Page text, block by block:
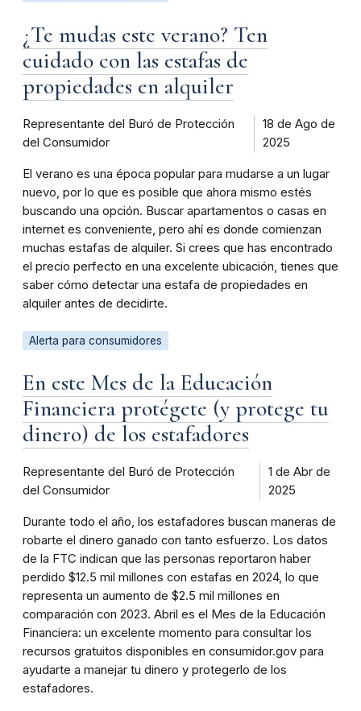
¿Te mudas este verano? Ten
cuidado con las estafas de
propiedades en alquiler
Representante del Buró de Protección
del Consumidor
18 de Ago de
2025
El verano es una época popular para mudarse a un lugar
nuevo, por lo que es posible que ahora mismo estés
buscando una opción. Buscar apartamentos o casas en
internet es conveniente, pero ahí es donde comienzan
muchas estafas de alquiler. Si crees que has encontrado
el precio perfecto en una excelente ubicación, tienes que
saber cómo detectar una estafa de propiedades en
alquiler antes de decidirte.
Alerta para consumidores
En este Mes de la Educación
Financiera protégete (y protege tu
dinero) de los estafadores
Representante del Buró de Protección
del Consumidor
1 de Abr de
2025
Durante todo el año, los estafadores buscan maneras de
robarte el dinero ganado con tanto esfuerzo. Los datos
de la FTC indican que las personas reportaron haber
perdido $12.5 mil millones con estafas en 2024, lo que
representa un aumento de $2.5 mil millones en
comparación con 2023. Abril es el Mes de la Educación
Financiera: un excelente momento para consultar los
recursos gratuitos disponibles en consumidor.gov para
ayudarte a manejar tu dinero y protegerlo de los
estafadores.